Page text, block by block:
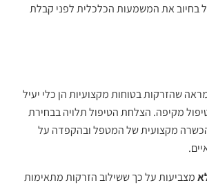
בחיוב את המשמעות הכלכלית לפני קבלת
שהזרקות בטוחות מקצועיות הן כלי יעיל
מקיפה. הצלחת הטיפול תלויה בבחירת
מקצועית של המטפל ובהקפדה על
מצביעות על כך ששילוב הזרקות מתאימות